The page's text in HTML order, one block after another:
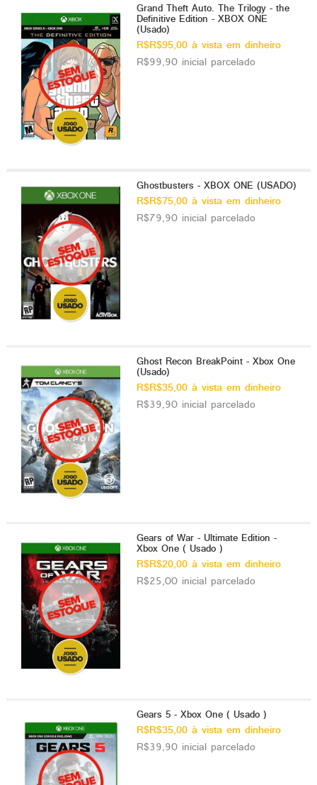
Grand Theft Auto. The Trilogy - the
Definitive Edition - XBOX ONE
(Usado)
R$R$95,00 à vista em dinheiro
R$99,90 inicial parcelado
Ghostbusters - XBOX ONE (USADO)
R$R$75,00 à vista em dinheiro
R$79,90 inicial parcelado
Ghost Recon BreakPoint - Xbox One
(Usado)
R$R$35,00 à vista em dinheiro
R$39,90 inicial parcelado
Gears of War - Ultimate Edition -
Xbox One ( Usado )
R$R$20,00 à vista em dinheiro
R$25,00 inicial parcelado
Gears 5 - Xbox One ( Usado )
R$R$35,00 à vista em dinheiro
R$39,90 inicial parcelado